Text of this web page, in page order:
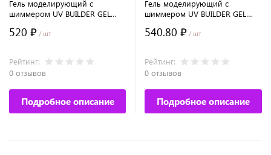
Гель моделирующий с
шиммером UV BUILDER GEL
520 ₽ / шт
Рейтинг:
0 отзывов
Подробное описание
Гель моделирующий с
шиммером UV BUILDER GEL
540.80 ₽ / шт
Рейтинг:
0 отзывов
Подробное описание